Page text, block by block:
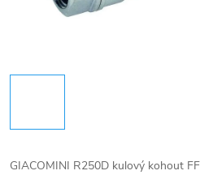
GIACOMINI R250D kulový kohout